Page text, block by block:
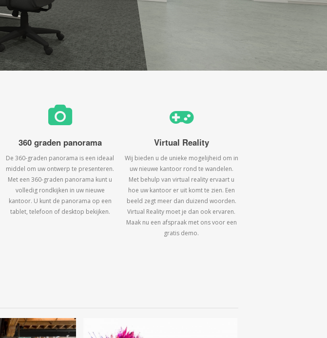
360 graden panorama
De 360-graden panorama is een ideaal
middel om uw ontwerp te presenteren.
Met een 360-graden panorama kunt u
volledig rondkijken in uw nieuwe
kantoor. U kunt de panorama op een
tablet, telefoon of desktop bekijken.
Virtual Reality
Wij bieden u de unieke mogelijheid om in
uw nieuwe kantoor rond te wandelen.
Met behulp van virtual reality ervaart u
hoe uw kantoor er uit komt te zien. Een
beeld zegt meer dan duizend woorden.
Virtual Reality moet je dan ook ervaren.
Maak nu een afspraak met ons voor een
gratis demo.